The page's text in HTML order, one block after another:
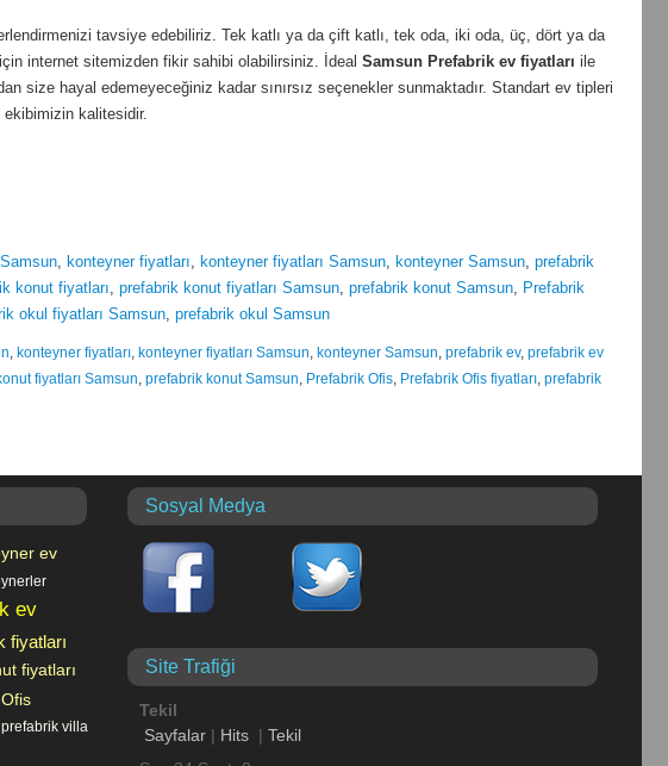
tavsiye edebiliriz. Tek katlı ya da çift katlı, tek oda, iki oda, üç, dört ya da
internet sitemizden fikir sahibi olabilirsiniz. İdeal Samsun Prefabrik ev fiyatları ile
size hayal edemeyeceğiniz kadar sınırsız seçenekler sunmaktadır. Standart ev tipleri
kalitesidir.
, konteyner fiyatları, konteyner fiyatları Samsun, konteyner Samsun, prefabrik
konut fiyatları, prefabrik konut fiyatları Samsun, prefabrik konut Samsun, Prefabrik
okul fiyatları Samsun, prefabrik okul Samsun
, konteyner fiyatları, konteyner fiyatları Samsun, konteyner Samsun, prefabrik ev, prefabrik ev
fiyatları Samsun, prefabrik konut Samsun, Prefabrik Ofis, Prefabrik Ofis fiyatları, prefabrik
ev
ev
fiyatları
fiyatları
prefabrik villa
Sosyal Medya
Site Trafiği
Tekil
Sayfalar | Hits | Tekil